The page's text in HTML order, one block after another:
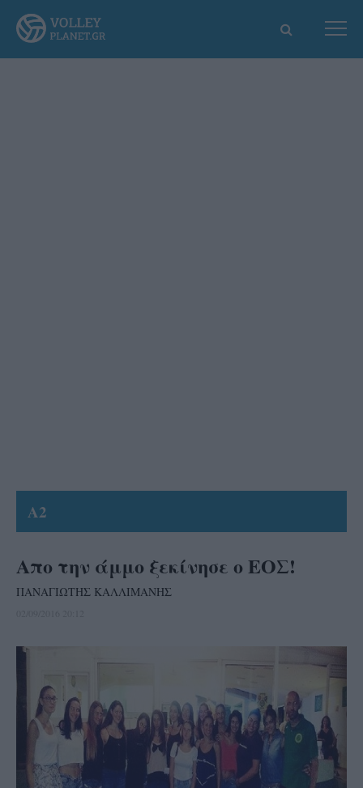
A2
Απο την άμμο ξεκίνησε ο ΕΟΣ!
ΠΑΝΑΓΙΩΤΗΣ ΚΑΛΛΙΜΑΝΗΣ